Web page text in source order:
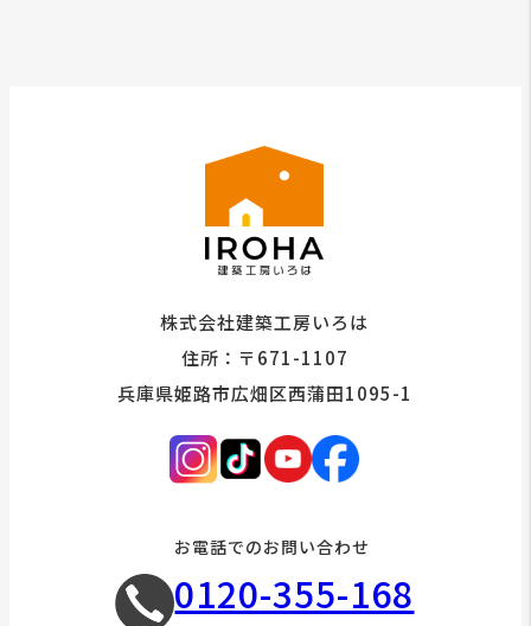
株式会社建築工房いろは
住所：〒671-1107
兵庫県姫路市広畑区西蒲田1095-1
お電話でのお問い合わせ
0120-355-168